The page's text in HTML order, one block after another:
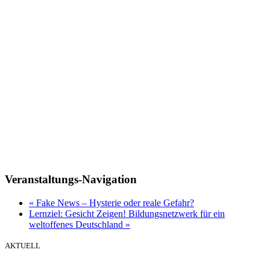
Veranstaltungs-Navigation
« Fake News – Hysterie oder reale Gefahr?
Lernziel: Gesicht Zeigen! Bildungsnetzwerk für ein
weltoffenes Deutschland »
AKTUELL